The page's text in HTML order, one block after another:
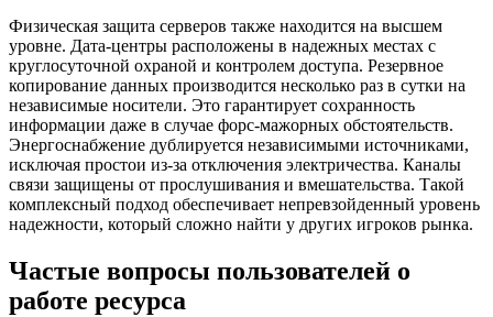
Физическая защита серверов также находится на высшем
уровне. Дата-центры расположены в надежных местах с
круглосуточной охраной и контролем доступа. Резервное
копирование данных производится несколько раз в сутки на
независимые носители. Это гарантирует сохранность
информации даже в случае форс-мажорных обстоятельств.
Энергоснабжение дублируется независимыми источниками,
исключая простои из-за отключения электричества. Каналы
связи защищены от прослушивания и вмешательства. Такой
комплексный подход обеспечивает непревзойденный уровень
надежности, который сложно найти у других игроков рынка.
Частые вопросы пользователей о
работе ресурса